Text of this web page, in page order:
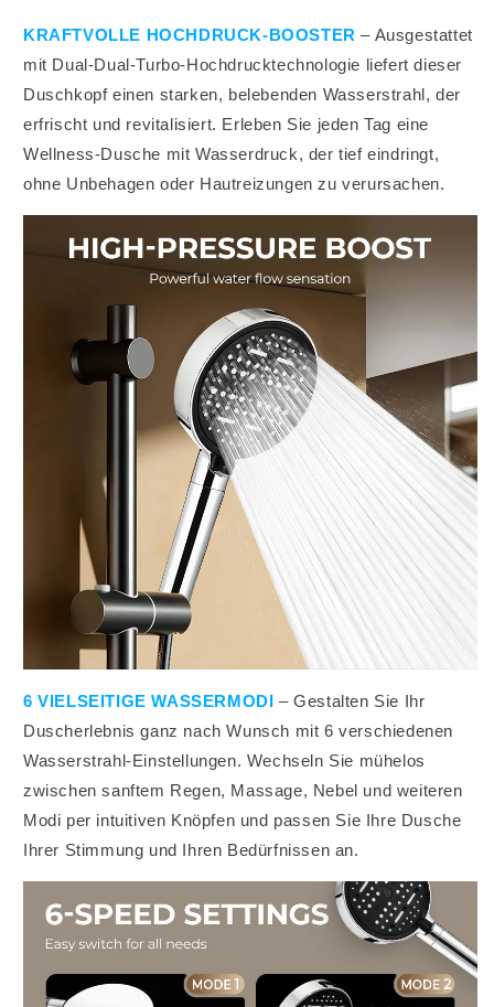
KRAFTVOLLE HOCHDRUCK-BOOSTER – Ausgestattet
mit Dual-Dual-Turbo-Hochdrucktechnologie liefert dieser
Duschkopf einen starken, belebenden Wasserstrahl, der
erfrischt und revitalisiert. Erleben Sie jeden Tag eine
Wellness-Dusche mit Wasserdruck, der tief eindringt,
ohne Unbehagen oder Hautreizungen zu verursachen.
6 VIELSEITIGE WASSERMODI – Gestalten Sie Ihr
Duscherlebnis ganz nach Wunsch mit 6 verschiedenen
Wasserstrahl-Einstellungen. Wechseln Sie mühelos
zwischen sanftem Regen, Massage, Nebel und weiteren
Modi per intuitiven Knöpfen und passen Sie Ihre Dusche
Ihrer Stimmung und Ihren Bedürfnissen an.